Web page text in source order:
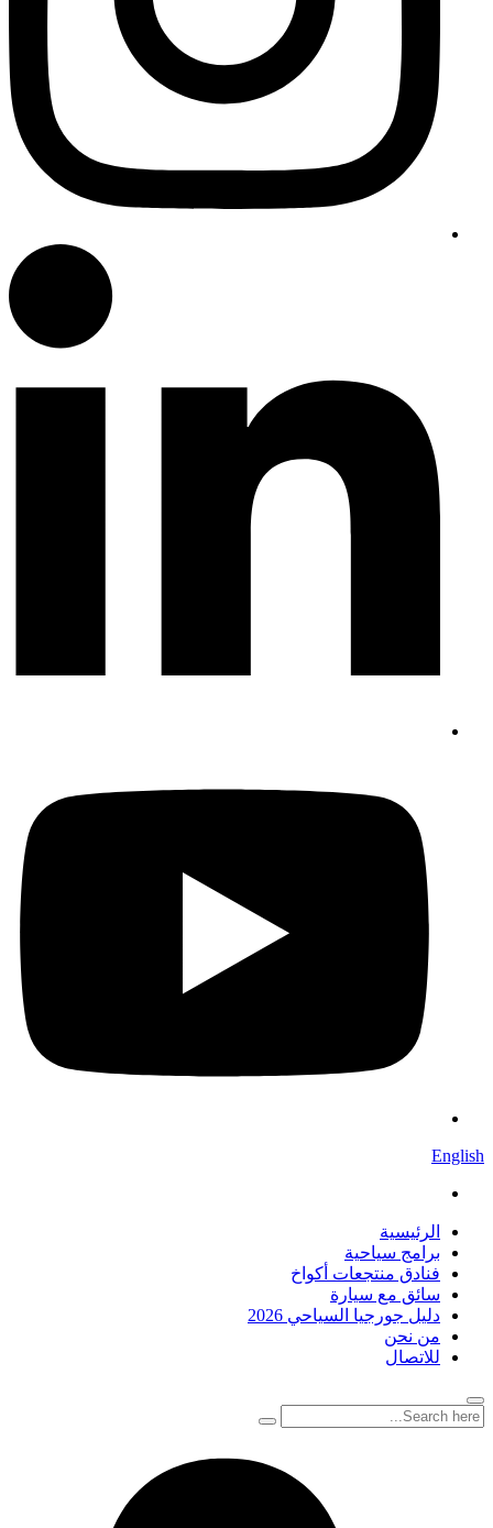
English
الرئيسية
برامج سياحية
فنادق منتجعات أكواخ
سائق مع سيارة
دليل جورجيا السياحي 2026
من نحن
للاتصال